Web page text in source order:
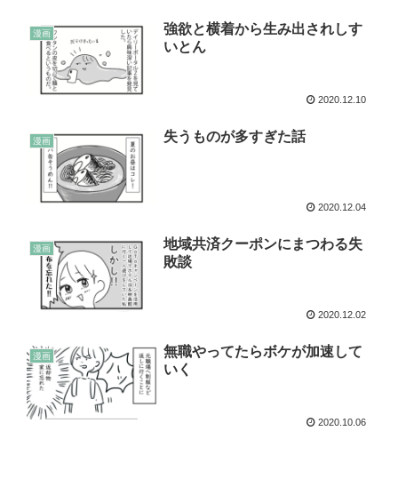
漫画
強欲と横着から生み出されしす
いとん
2020.12.10
漫画 失うものが多すぎた話
2020.12.04
漫画
地域共済クーポンにまつわる失
敗談
2020.12.02
漫画
無職やってたらボケが加速して
いく
2020.10.06